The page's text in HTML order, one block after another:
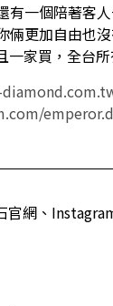
有一個陪著客
倆更加自由也
一家買，全台
網、